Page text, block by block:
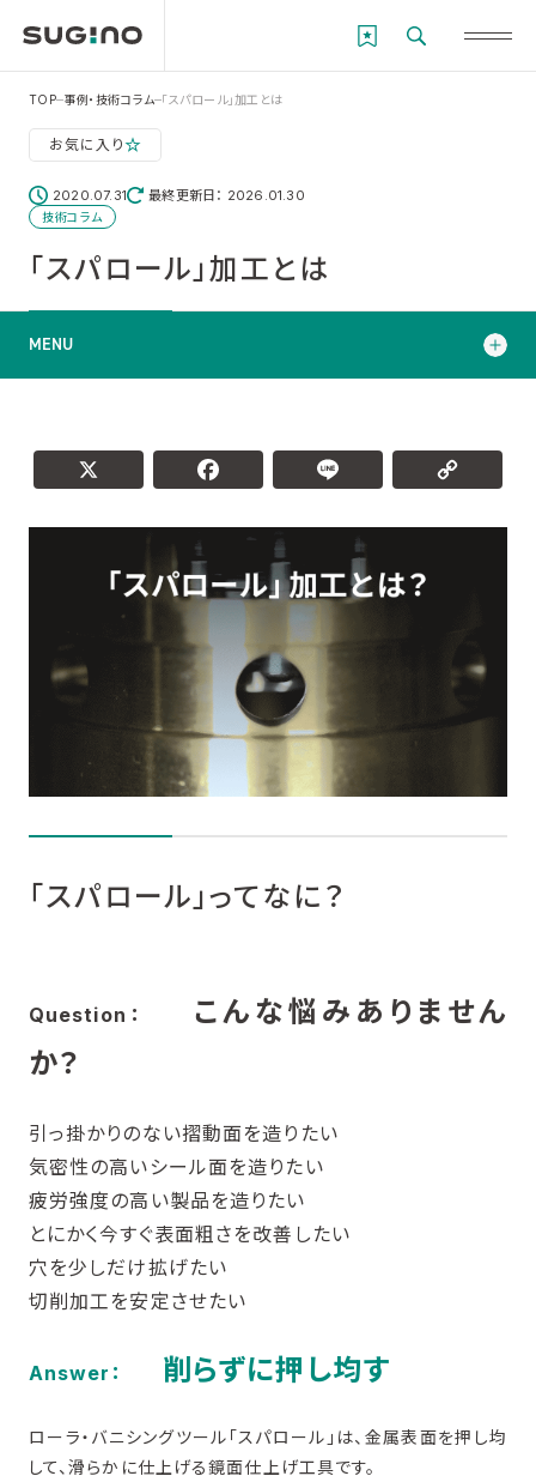
TOP 事例・技術コラム 「スパロール」加工とは
お気に入り
2020.07.31 最終更新日： 2026.01.30
技術コラム
「スパロール」加工とは
MENU
スパロールのできること
スパロールの選定・貸出しサービス
カタログダウンロード
お問い合わせ
「スパロール」ってなに？
Question： こんな悩みありません
か？
引っ掛かりのない摺動面を造りたい
気密性の高いシール面を造りたい
疲労強度の高い製品を造りたい
とにかく今すぐ表面粗さを改善したい
穴を少しだけ拡げたい
切削加工を安定させたい
Answer： 削らずに押し均す
ローラ・バニシングツール「スパロール」は、金属表面を押し均
して、滑らかに仕上げる鏡面仕上げ工具です。